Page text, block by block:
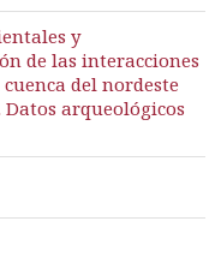
y
de las interacciones
del nordeste
arqueológicos